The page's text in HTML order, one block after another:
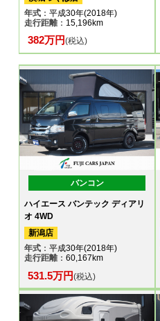
年式 ：平成30年(2018年)
走行距離：15,196km
382万円(税込)
バンコン
ハイエース バンテック ディアリ
オ 4WD
新潟店
年式 ：平成30年(2018年)
走行距離：60,167km
531.5万円(税込)